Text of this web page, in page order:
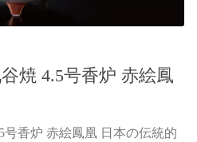
焼 4.5号香炉 赤絵鳳
号香炉 赤絵鳳凰 日本の伝統的